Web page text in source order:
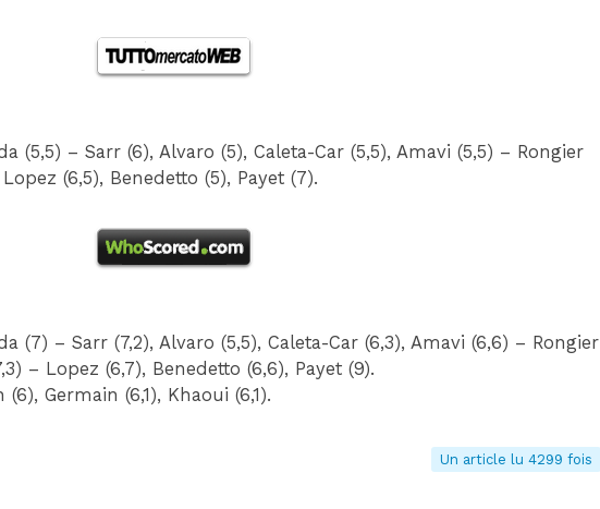
(5,5) – Sarr (6), Alvaro (5), Caleta-Car (5,5), Amavi (5,5) – Rongier
(6,5), Benedetto (5), Payet (7).
(7) – Sarr (7,2), Alvaro (5,5), Caleta-Car (6,3), Amavi (6,6) – Rongier
– Lopez (6,7), Benedetto (6,6), Payet (9).
Germain (6,1), Khaoui (6,1).
Un article lu 4299 fois